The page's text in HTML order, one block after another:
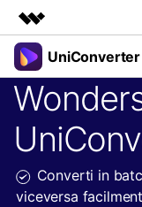
Prodotti in evidenza
Creatività digitale
Utilità
Business
Panoramica
Soluzione
Chi siamo
Sala stampa
UniConverter
Prodotti
UniConverter-
UniConverter
Funzioni
Video/Audio
Guida
Converti in
viceversa